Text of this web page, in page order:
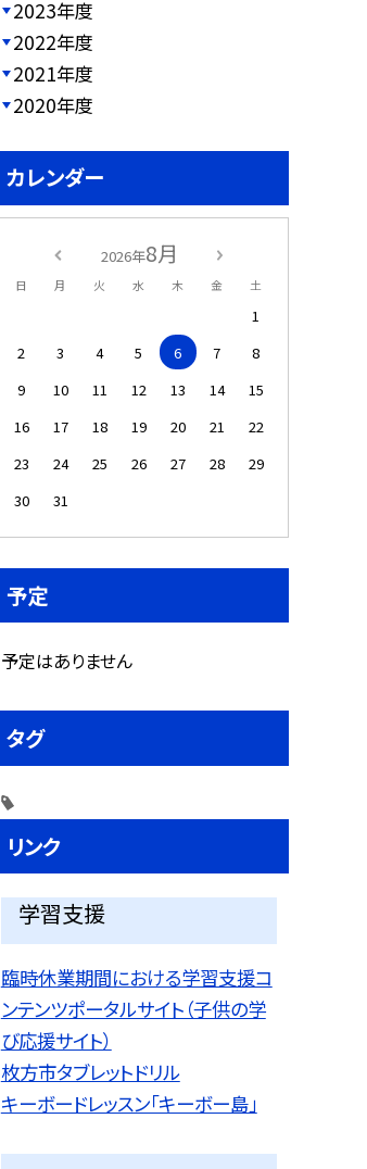
2023年度
2022年度
2021年度
2020年度
カレンダー
2026年8月
日 月 火 水 木 金 土
1
2
3 4 5 6 7
8
9
10 11 12 13 14
15
16
17 18 19 20 21
22
23
24 25 26 27 28
29
30
31
予定
予定はありません
タグ
リンク
学習支援
臨時休業期間における学習支援コ
ンテンツポータルサイト（子供の学
び応援サイト）
枚方市タブレットドリル
キーボードレッスン「キーボー島」